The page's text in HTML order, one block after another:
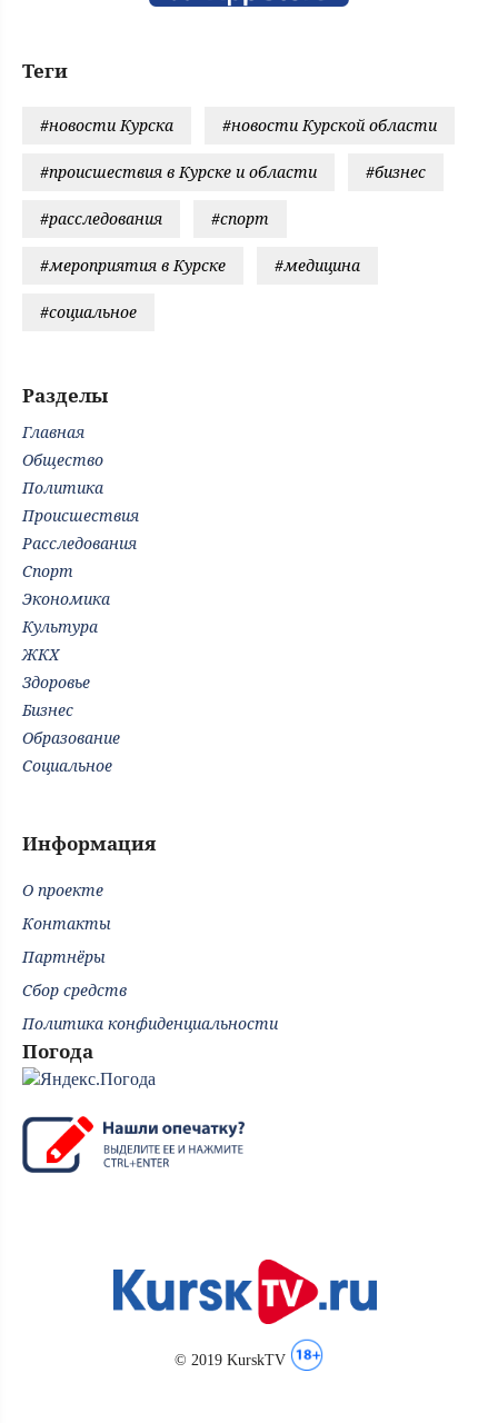
Теги
#новости Курска #новости Курской области
#происшествия в Курске и области #бизнес
#расследования #спорт
#мероприятия в Курске #медицина
#социальное
Разделы
Главная
Общество
Политика
Происшествия
Расследования
Спорт
Экономика
Культура
ЖКХ
Здоровье
Бизнес
Образование
Социальное
Информация
О проекте
Контакты
Партнёры
Сбор средств
Политика конфиденциальности
Погода
© 2019 KurskTV